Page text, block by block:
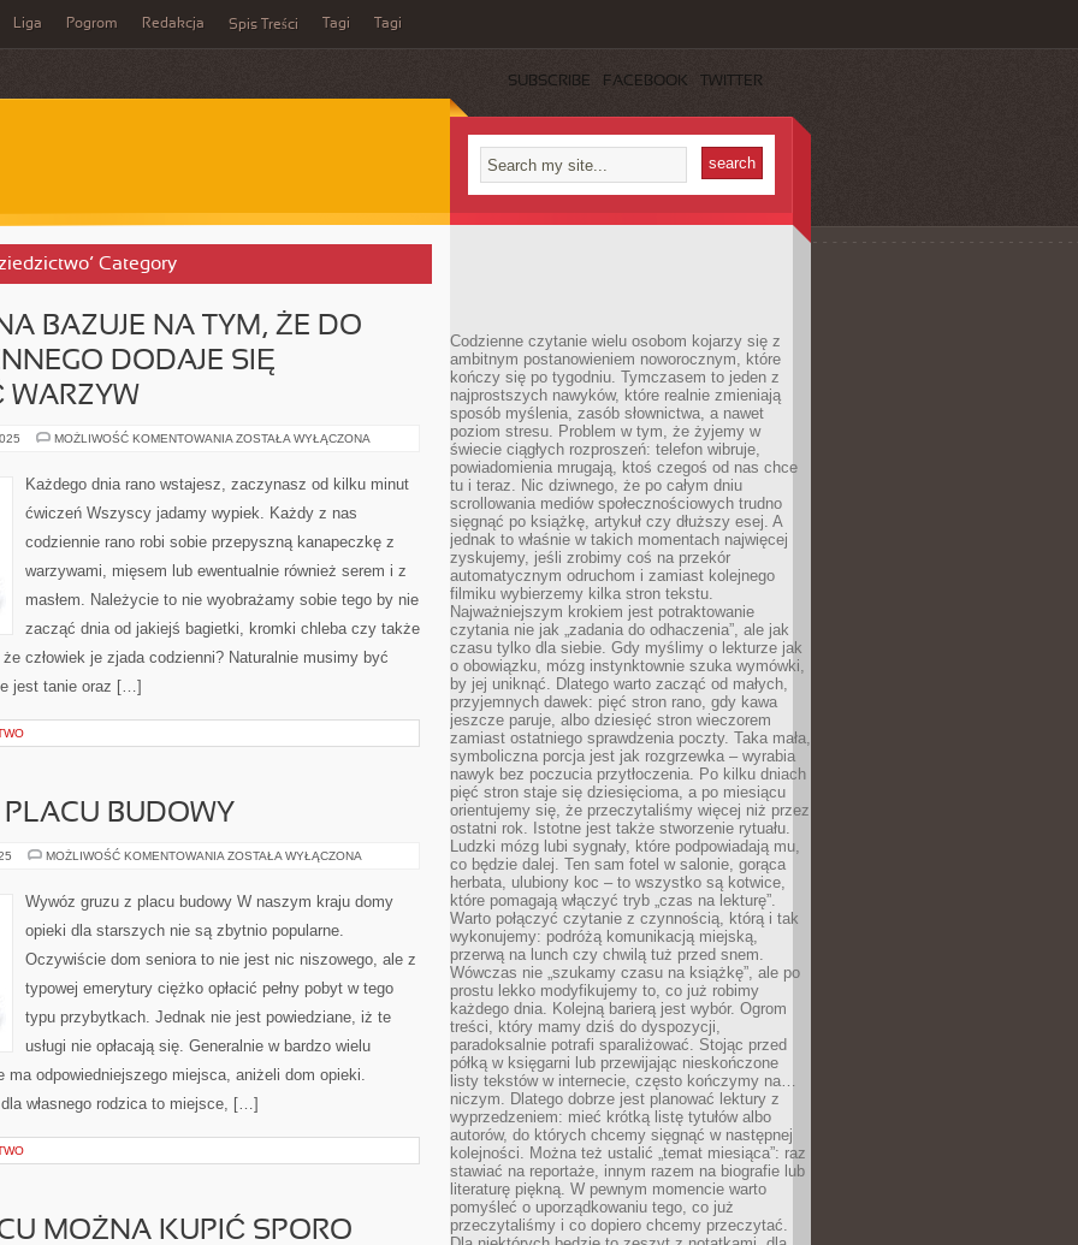
Liga Pogrom Redakcja Spis Treści Tagi Tagi
SUBSCRIBE FACEBOOK TWITTER
Category
BAZUJE NA TYM, ŻE DO
DODAJE SIĘ
WARZYW
MOŻLIWOŚĆ KOMENTOWANIA DIETA
TYM,
DO
DZIENNEGO
SIĘ
ILOŚĆ
WARZYW
ZOSTAŁA WYŁĄCZONA
Każdego dnia rano wstajesz, zaczynasz od kilku minut
ćwiczeń Wszyscy jadamy wypiek. Każdy z nas
codziennie rano robi sobie przepyszną kanapeczkę z
warzywami, mięsem lub ewentualnie również serem i z
masłem. Należycie to nie wyobrażamy sobie tego by nie
zacząć dnia od jakiejś bagietki, kromki chleba czy także
człowiek je zjada codzienni? Naturalnie musimy być
jest tanie oraz […]
BUDOWY
MOŻLIWOŚĆ KOMENTOWANIA WYWÓZ
PLACU
BUDOWY
ZOSTAŁA WYŁĄCZONA
Wywóz gruzu z placu budowy W naszym kraju domy
opieki dla starszych nie są zbytnio popularne.
Oczywiście dom seniora to nie jest nic niszowego, ale z
typowej emerytury ciężko opłacić pełny pobyt w tego
typu przybytkach. Jednak nie jest powiedziane, iż te
usługi nie opłacają się. Generalnie w bardzo wielu
odpowiedniejszego miejsca, aniżeli dom opieki.
własnego rodzica to miejsce, […]
MOŻNA KUPIĆ SPORO
Codzienne czytanie wielu osobom kojarzy się z
ambitnym postanowieniem noworocznym, które
kończy się po tygodniu. Tymczasem to jeden z
najprostszych nawyków, które realnie zmieniają
sposób myślenia, zasób słownictwa, a nawet
poziom stresu. Problem w tym, że żyjemy w
świecie ciągłych rozproszeń: telefon wibruje,
powiadomienia mrugają, ktoś czegoś od nas chce
tu i teraz. Nic dziwnego, że po całym dniu
scrollowania mediów społecznościowych trudno
sięgnąć po książkę, artykuł czy dłuższy esej. A
jednak to właśnie w takich momentach najwięcej
zyskujemy, jeśli zrobimy coś na przekór
automatycznym odruchom i zamiast kolejnego
filmiku wybierzemy kilka stron tekstu.
Najważniejszym krokiem jest potraktowanie
czytania nie jak „zadania do odhaczenia”, ale jak
czasu tylko dla siebie. Gdy myślimy o lekturze jak
o obowiązku, mózg instynktownie szuka wymówki,
by jej uniknąć. Dlatego warto zacząć od małych,
przyjemnych dawek: pięć stron rano, gdy kawa
jeszcze paruje, albo dziesięć stron wieczorem
zamiast ostatniego sprawdzenia poczty. Taka mała,
symboliczna porcja jest jak rozgrzewka – wyrabia
nawyk bez poczucia przytłoczenia. Po kilku dniach
pięć stron staje się dziesięcioma, a po miesiącu
orientujemy się, że przeczytaliśmy więcej niż przez
ostatni rok. Istotne jest także stworzenie rytuału.
Ludzki mózg lubi sygnały, które podpowiadają mu,
co będzie dalej. Ten sam fotel w salonie, gorąca
herbata, ulubiony koc – to wszystko są kotwice,
które pomagają włączyć tryb „czas na lekturę”.
Warto połączyć czytanie z czynnością, którą i tak
wykonujemy: podróżą komunikacją miejską,
przerwą na lunch czy chwilą tuż przed snem.
Wówczas nie „szukamy czasu na książkę”, ale po
prostu lekko modyfikujemy to, co już robimy
każdego dnia. Kolejną barierą jest wybór. Ogrom
treści, który mamy dziś do dyspozycji,
paradoksalnie potrafi sparaliżować. Stojąc przed
półką w księgarni lub przewijając nieskończone
listy tekstów w internecie, często kończymy na…
niczym. Dlatego dobrze jest planować lektury z
wyprzedzeniem: mieć krótką listę tytułów albo
autorów, do których chcemy sięgnąć w następnej
kolejności. Można też ustalić „temat miesiąca”: raz
stawiać na reportaże, innym razem na biografie lub
literaturę piękną. W pewnym momencie warto
pomyśleć o uporządkowaniu tego, co już
przeczytaliśmy i co dopiero chcemy przeczytać.